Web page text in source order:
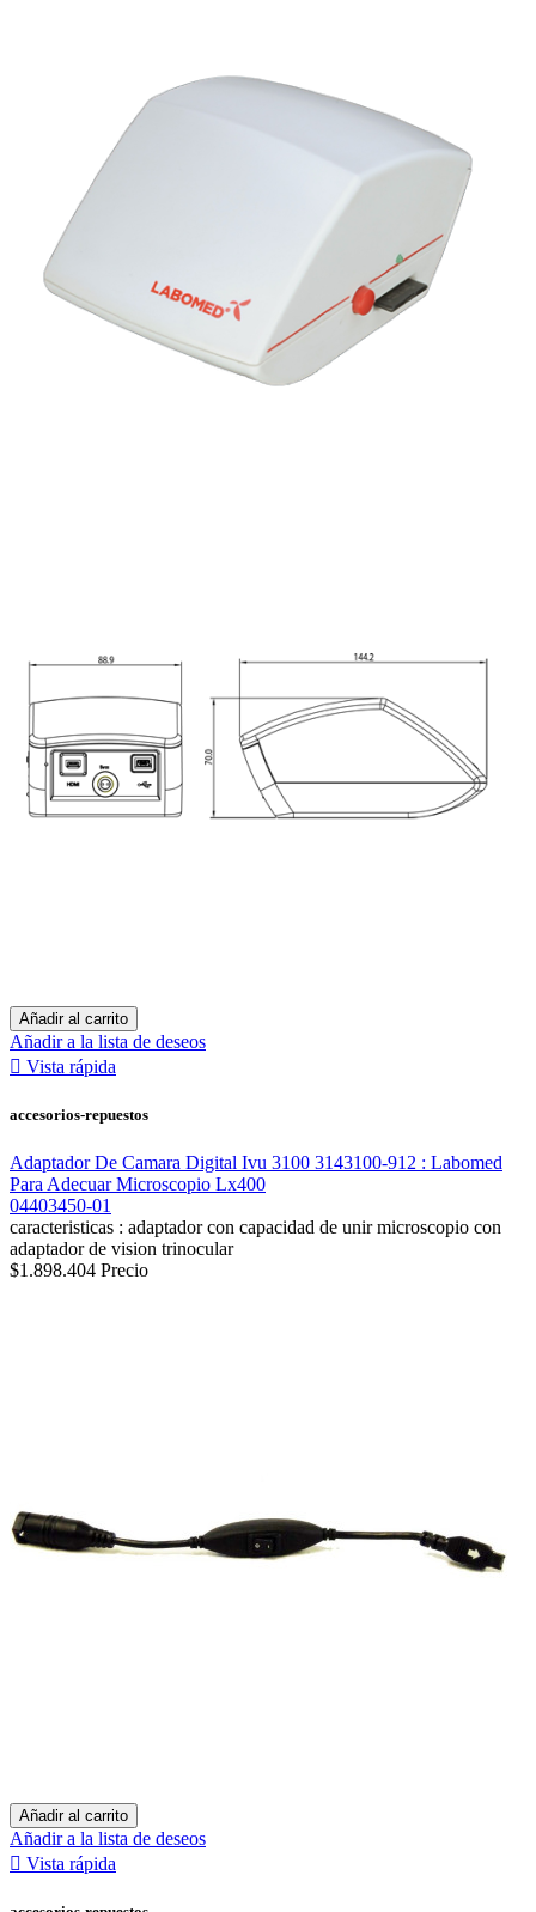
Añadir al carrito
Añadir a la lista de deseos
 Vista rápida
accesorios-repuestos
Adaptador De Camara Digital Ivu 3100 3143100-912 : Labomed
Para Adecuar Microscopio Lx400
04403450-01
caracteristicas : adaptador con capacidad de unir microscopio con
adaptador de vision trinocular
$1.898.404 Precio
Añadir al carrito
Añadir a la lista de deseos
 Vista rápida